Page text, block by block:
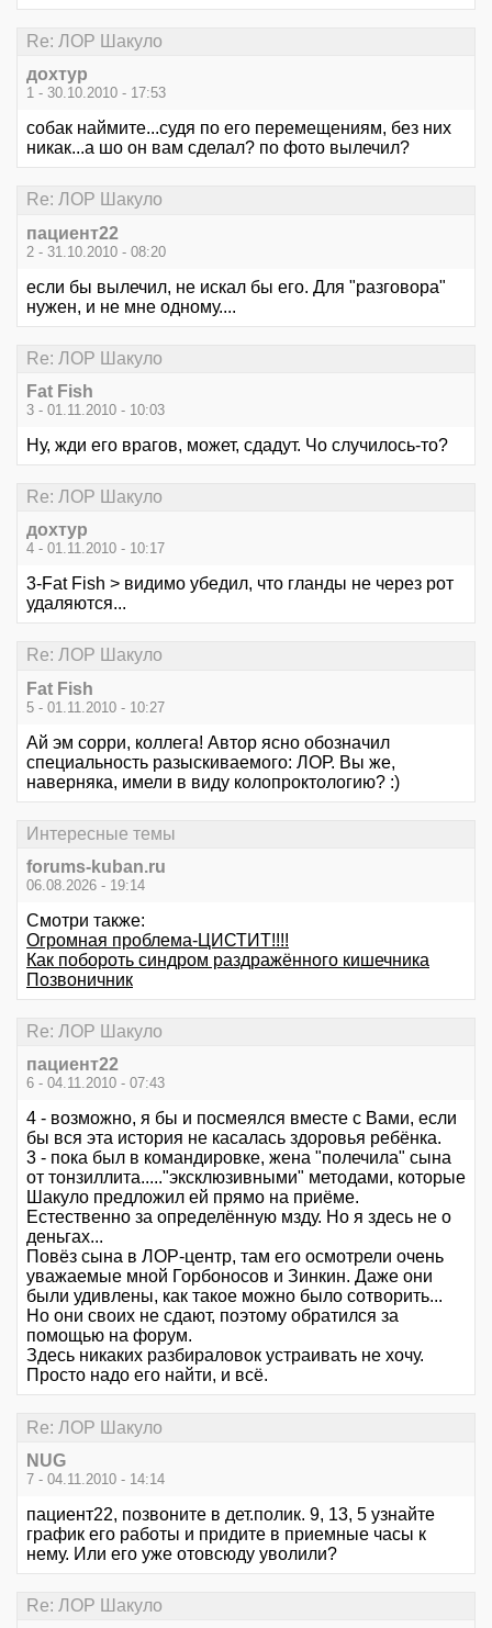
Re: ЛОР Шакуло
дохтур
1 - 30.10.2010 - 17:53
собак наймите...судя по его перемещениям, без них
никак...а шо он вам сделал? по фото вылечил?
Re: ЛОР Шакуло
пациент22
2 - 31.10.2010 - 08:20
если бы вылечил, не искал бы его. Для "разговора"
нужен, и не мне одному....
Re: ЛОР Шакуло
Fat Fish
3 - 01.11.2010 - 10:03
Ну, жди его врагов, может, сдадут. Чо случилось-то?
Re: ЛОР Шакуло
дохтур
4 - 01.11.2010 - 10:17
3-Fat Fish > видимо убедил, что гланды не через рот
удаляются...
Re: ЛОР Шакуло
Fat Fish
5 - 01.11.2010 - 10:27
Ай эм сорри, коллега! Автор ясно обозначил
специальность разыскиваемого: ЛОР. Вы же,
наверняка, имели в виду колопроктологию? :)
Интересные темы
forums-kuban.ru
06.08.2026 - 19:14
Смотри также:
Огромная проблема-ЦИСТИТ!!!!
Как побороть синдром раздражённого кишечника
Позвоничник
Re: ЛОР Шакуло
пациент22
6 - 04.11.2010 - 07:43
4 - возможно, я бы и посмеялся вместе с Вами, если
бы вся эта история не касалась здоровья ребёнка.
3 - пока был в командировке, жена "полечила" сына
от тонзиллита....."эксклюзивными" методами, которые
Шакуло предложил ей прямо на приёме.
Естественно за определённую мзду. Но я здесь не о
деньгах...
Повёз сына в ЛОР-центр, там его осмотрели очень
уважаемые мной Горбоносов и Зинкин. Даже они
были удивлены, как такое можно было сотворить...
Но они своих не сдают, поэтому обратился за
помощью на форум.
Здесь никаких разбираловок устраивать не хочу.
Просто надо его найти, и всё.
Re: ЛОР Шакуло
NUG
7 - 04.11.2010 - 14:14
пациент22, позвоните в дет.полик. 9, 13, 5 узнайте
график его работы и придите в приемные часы к
нему. Или его уже отовсюду уволили?
Re: ЛОР Шакуло